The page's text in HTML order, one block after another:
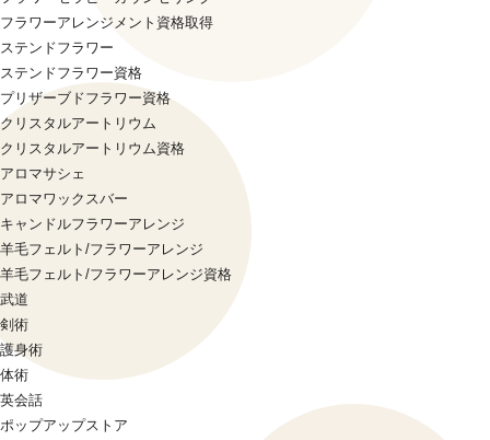
フラワーアレンジメント資格取得
ステンドフラワー
ステンドフラワー資格
プリザーブドフラワー資格
クリスタルアートリウム
クリスタルアートリウム資格
アロマサシェ
アロマワックスバー
キャンドルフラワーアレンジ
羊毛フェルト/フラワーアレンジ
羊毛フェルト/フラワーアレンジ資格
武道
剣術
護身術
体術
英会話
ポップアップストア